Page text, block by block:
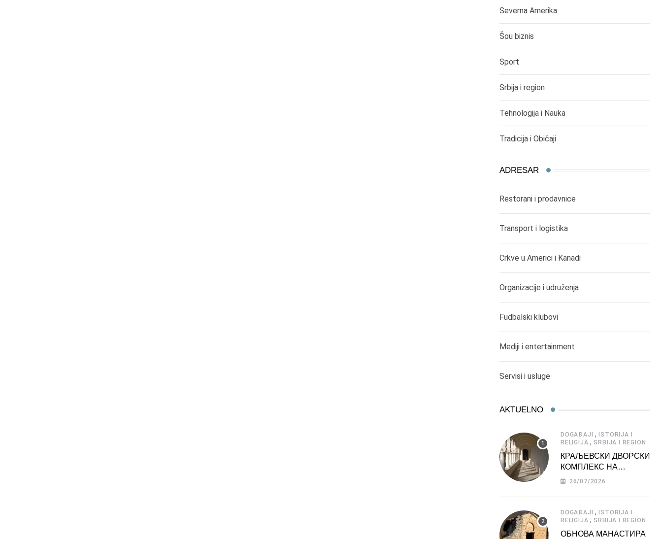
Severna Amerika
Šou biznis
Sport
Srbija i region
Tehnologija i Nauka
Tradicija i Običaji
ADRESAR
Restorani i prodavnice
Transport i logistika
Crkve u Americi i Kanadi
Organizacije i udruženja
Fudbalski klubovi
Mediji i entertainment
Servisi i usluge
AKTUELNO
DOGAĐAJI , ISTORIJA I
RELIGIJA , SRBIJA I REGION
КРАЉЕВСКИ ДВОРСКИ
КОМПЛЕКС НА
ДЕДИЊУ –
АТРАКЦИЈА
26/07/2026
DOGAĐAJI , ISTORIJA I
RELIGIJA , SRBIJA I REGION
ОБНОВА МАНАСТИРА